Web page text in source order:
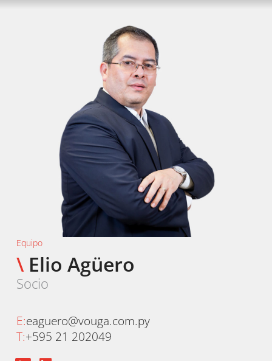
Equipo
\Elio Agüero
Socio
E:eaguero@vouga.com.py
T:+595 21 202049